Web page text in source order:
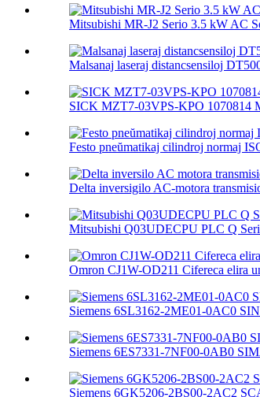
Mitsubishi MR-J2 Serio 3.5 kW AC
Malsanaj laseraj distancsensiloj
SICK MZT7-03VPS-KPO 1070814
Festo pneŭmatikaj cilindroj normaj
Delta inversigilo AC-motora
Mitsubishi Q03UDECPU PLC Q
Omron CJ1W-OD211 Cifereca elira
Siemens 6SL3162-2ME01-0AC0
Siemens 6ES7331-7NF00-0AB0
Siemens 6GK5206-2BS00-2AC2